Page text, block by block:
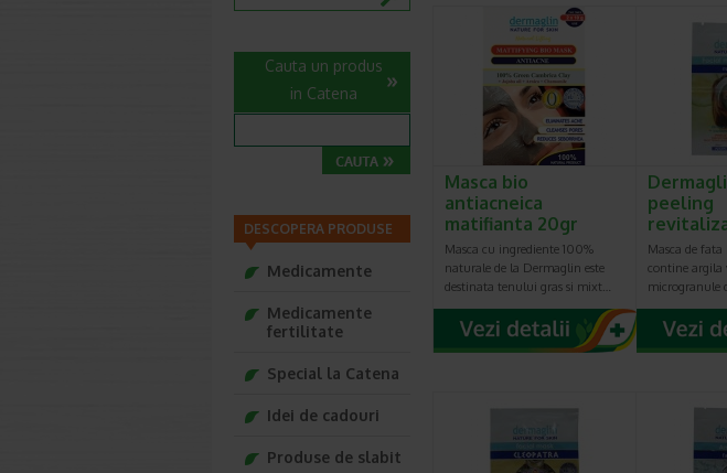
Masca bio
antiacneica
matifianta 20gr
Masca cu ingrediente 100%
naturale de la Dermaglin este
destinata tenului gras si mixt…
peeling
Masca de
contine argila
microgranule
Cauta un produs
in Catena
DESCOPERA PRODUSE
Medicamente
Medicamente
fertilitate
Special la Catena
Idei de cadouri
Produse de slabit